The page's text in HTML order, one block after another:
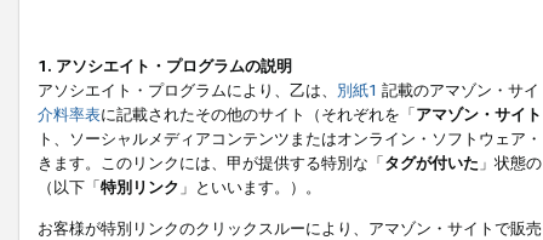
1. アソシエイト・プログラムの説明
アソシエイト・プログラムにより、乙は、 別紙1 記載のアマゾン・サ
介料率表に記載されたその他のサイト（それぞれを「アマゾン・サイト
ト、ソーシャルメディアコンテンツまたはオンライン・ソフトウェア
きます。このリンクには、甲が提供する特別な「タグが付いた 」状態
（以下「特別リンク 」といいます。）。
お客様が特別リンクのクリックスルーにより、アマゾン・サイトで販